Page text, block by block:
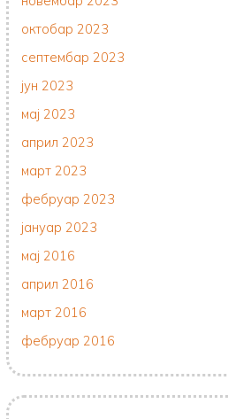
октобар 2023
септембар 2023
јун 2023
мај 2023
април 2023
март 2023
фебруар 2023
јануар 2023
мај 2016
април 2016
март 2016
фебруар 2016